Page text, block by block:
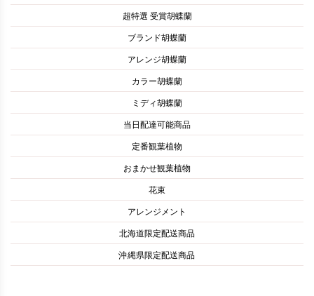
超特選 受賞胡蝶蘭
ブランド胡蝶蘭
アレンジ胡蝶蘭
カラー胡蝶蘭
ミディ胡蝶蘭
当日配達可能商品
定番観葉植物
おまかせ観葉植物
花束
アレンジメント
北海道限定配送商品
沖縄県限定配送商品